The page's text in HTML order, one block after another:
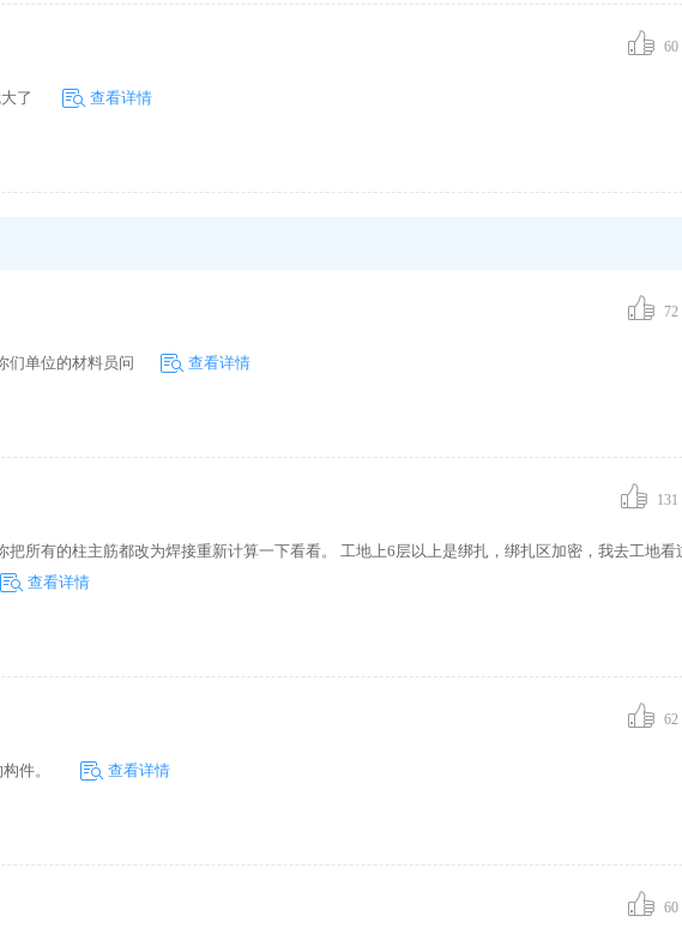
60
了 查看详情
72
们单位的材料员问 查看详情
131
所有的柱主筋都改为焊接重新计算一下看看。 工地上6层以上是绑扎，绑扎区加密，我去工地看
查看详情
62
件。 查看详情
60